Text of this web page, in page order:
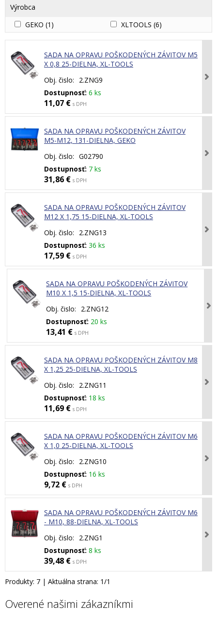
Výrobca
GEKO (1) XLTOOLS (6)
SADA NA OPRAVU POŠKODENÝCH ZÁVITOV M5
X 0,8 25-DIELNA, XL-TOOLS
Obj. čislo:
2.ZNG9
Dostupnosť: 6 ks
11,07 € s DPH
SADA NA OPRAVU POŠKODENÝCH ZÁVITOV
M5-M12, 131-DIELNA, GEKO
Obj. čislo: G02790
Dostupnosť: 7 ks
31,86 € s DPH
SADA NA OPRAVU POŠKODENÝCH ZÁVITOV
M12 X 1,75 15-DIELNA, XL-TOOLS
Obj. čislo:
2.ZNG13
Dostupnosť: 36 ks
17,59 € s DPH
SADA NA OPRAVU POŠKODENÝCH ZÁVITOV
M10 X 1,5 15-DIELNA, XL-TOOLS
Obj. čislo:
2.ZNG12
Dostupnosť: 20 ks
13,41 € s DPH
SADA NA OPRAVU POŠKODENÝCH ZÁVITOV M8
X 1,25 25-DIELNA, XL-TOOLS
Obj. čislo:
2.ZNG11
Dostupnosť: 18 ks
11,69 € s DPH
SADA NA OPRAVU POŠKODENÝCH ZÁVITOV M6
X 1,0 25-DIELNA, XL-TOOLS
Obj. čislo:
2.ZNG10
Dostupnosť: 16 ks
9,72 € s DPH
SADA NA OPRAVU POŠKODENÝCH ZÁVITOV M6
- M10, 88-DIELNA, XL-TOOLS
Obj. čislo:
2.ZNG1
Dostupnosť: 8 ks
39,48 € s DPH
Produkty: 7 | Aktuálna strana: 1/1
Overené našimi zákazníkmi